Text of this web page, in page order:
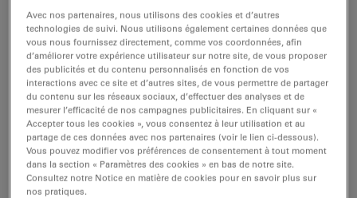
Compatible avec hotte de
culture cellulaire
x x
x = inclus, o = en option, - = non disponible
Configuration de base du Mateo FL
Avec nos partenaires, nous utilisons des cookies et d’autres
technologies de suivi. Nous utilisons également certaines données que
vous nous fournissez directement, comme vos coordonnées, afin
d’améliorer votre expérience utilisateur sur notre site, de vous proposer
des publicités et du contenu personnalisés en fonction de vos
interactions avec ce site et d’autres sites, de vous permettre de partager
du contenu sur les réseaux sociaux, d’effectuer des analyses et de
mesurer l’efficacité de nos campagnes publicitaires. En cliquant sur «
Accepter tous les cookies », vous consentez à leur utilisation et au
partage de ces données avec nos partenaires (voir le lien ci-dessous).
Vous pouvez modifier vos préférences de consentement à tout moment
dans la section « Paramètres des cookies » en bas de notre site.
Consultez notre Notice en matière de cookies pour en savoir plus sur
nos pratiques.